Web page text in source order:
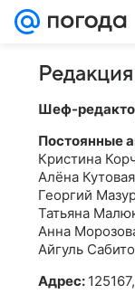
Шеф-
Постоянные
Кристина
Алёна Кутовая
Георгий
Татьяна
Анна
Айгуль
Адрес: